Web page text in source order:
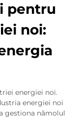
pentru
noi:
energiei noi.
energiei noi
gestiona nămolul